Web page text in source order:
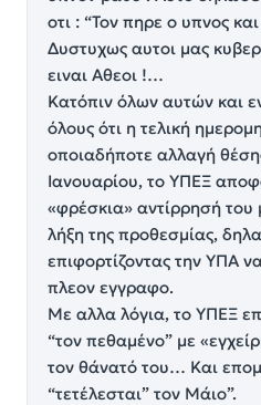
οτι : “Τον πηρε ο υπνος
Δυστυχως αυτοι μας
ειναι Αθεοι !…
Κατόπιν όλων αυτών και
όλους ότι η τελική
οποιαδήποτε αλλαγή
Ιανουαρίου, το ΥΠΕΞ
«φρέσκια» αντίρρησή του
λήξη της προθεσμίας,
επιφορτίζοντας την ΥΠΑ
πλεον εγγραφο.
Με αλλα λόγια, το ΥΠΕΞ
“τον πεθαμένο” με
τον θάνατό του… Και
“τετέλεσται” τον Μάιο”.